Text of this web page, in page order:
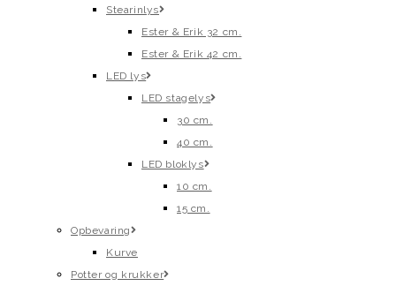
Stearinlys
Ester & Erik 32 cm.
Ester & Erik 42 cm.
LED lys
LED stagelys
30 cm.
40 cm.
LED bloklys
10 cm.
15 cm.
Opbevaring
Kurve
Potter og krukker